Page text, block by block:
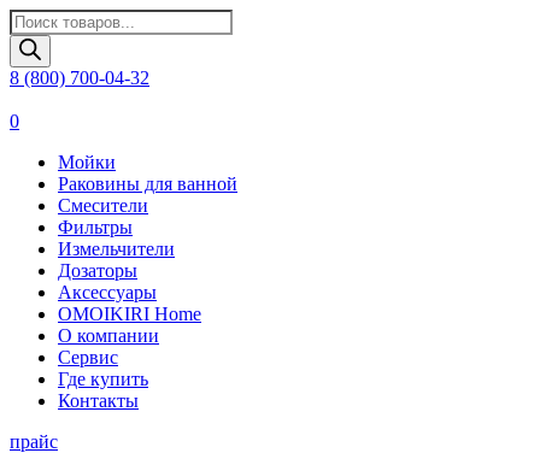
Поиск
товаров
8 (800) 700-04-32
0
Мойки
Раковины для ванной
Смесители
Фильтры
Измельчители
Дозаторы
Аксессуары
OMOIKIRI Home
О компании
Сервис
Где купить
Контакты
прайс